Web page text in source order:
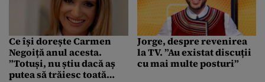
Ce își dorește Carmen
Negoiță anul acesta.
”Totuși, nu știu dacă aș
putea să trăiesc toată
Jorge, despre revenirea
la TV. ”Au existat discuții
cu mai multe posturi”